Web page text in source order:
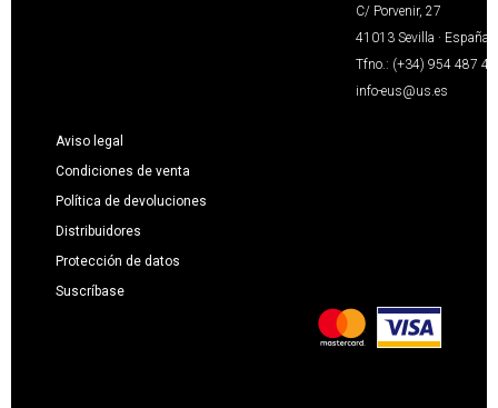
C/ Porvenir, 27
41013 Sevilla · España
Tfno.: (+34) 954 487
info-eus@us.es
Aviso legal
Condiciones de venta
Política de devoluciones
Distribuidores
Protección de datos
Suscríbase